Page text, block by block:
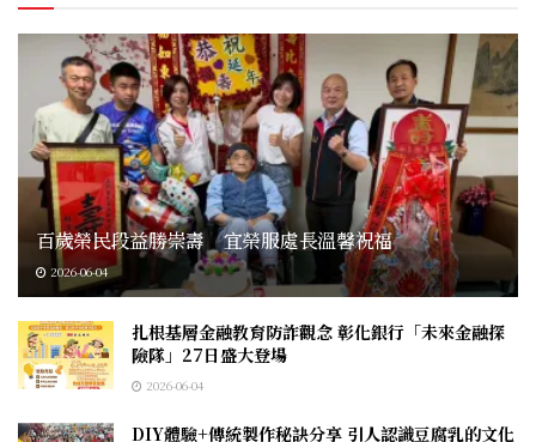
百歲榮民段益勝崇壽 宜榮服處長溫馨祝福
2026-06-04
扎根基層金融教育防詐觀念 彰化銀行「未來金融探
險隊」27日盛大登場
2026-06-04
DIY體驗+傳統製作秘訣分享 引人認識豆腐乳的文化